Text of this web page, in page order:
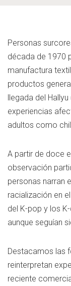
Personas
década de 1970
manufactura
productos
llegada del
experiencias
adultos como
A partir de doce
observación
personas narran
racialización en
del K-pop y los
aunque seguían
Destacamos las
reinterpretan
reciente